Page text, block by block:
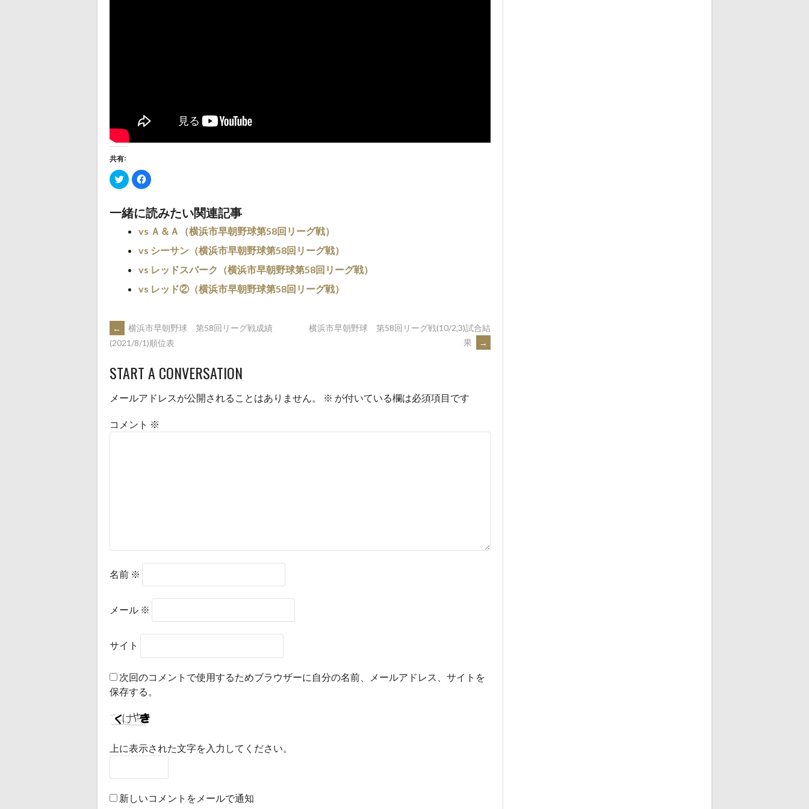
共有:
ク
リ
し
て
Twitter
で
共
(新
ウ
ン
ド
き
ま
Facebook
で
す
る
に
は
ク
ッ
ク
し
て
だ
さ
い
ウ
ン
で
開
き
す)
一緒に読みたい関連記事
vs Ａ＆Ａ（横浜市早朝野球第58回リーグ戦）
vs シーサン（横浜市早朝野球第58回リーグ戦）
vs レッドスパーク（横浜市早朝野球第58回リーグ戦）
vs レッド②（横浜市早朝野球第58回リーグ戦）
POST
NAVIGATION
←
横浜市早朝野球 第58回リーグ戦成績
(2021/8/1)順位表
横浜市早朝野球 第58回リーグ戦(10/2,3)試合結
果
→
START A CONVERSATION
メールアドレスが公開されることはありません。 ※ が付いている欄は必須項目です
コメント ※
名前 ※
メール ※
サイト
次回のコメントで使用するためブラウザーに自分の名前、メールアドレス、サイトを
保存する。
上に表示された文字を入力してください。
新しいコメントをメールで通知